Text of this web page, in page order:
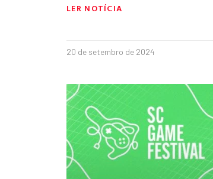
LER NOTÍCIA
20 de setembro de 2024